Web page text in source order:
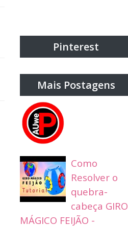
Pinterest
Mais Postagens
Como
Resolver o
quebra-
cabeça GIRO
MÁGICO FEIJÃO -